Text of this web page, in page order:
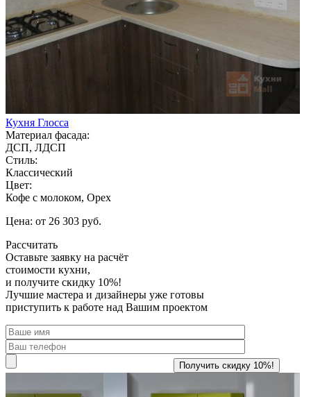
Кухня Глосса
Материал фасада:
ДСП, ЛДСП
Стиль:
Классический
Цвет:
Кофе с молоком, Орех
Цена: от 26 303 руб.
Рассчитать
Оставьте заявку на расчёт
стоимости кухни,
и получите скидку 10%!
Лучшие мастера и дизайнеры уже готовы
приступить к работе над Вашим проектом